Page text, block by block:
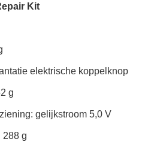
Kit
elektrische koppelknop
g
gelijkstroom 5,0 V
288 g